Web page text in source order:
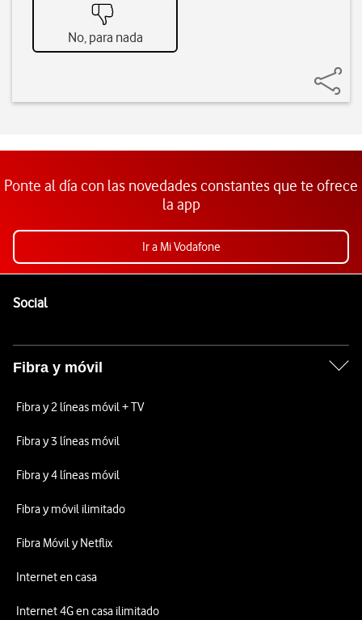
No, para nada
Ponte al día con las novedades constantes que te ofrece
la app
Ir a Mi Vodafone
SocialEnlaces a las redes sociales de Vodafone
Fibra y móvil
Fibra y 2 líneas móvil + TV
Fibra y 3 líneas móvil
Fibra y 4 líneas móvil
Fibra y móvil ilimitado
Fibra Móvil y Netflix
Internet en casa
Internet 4G en casa ilimitado